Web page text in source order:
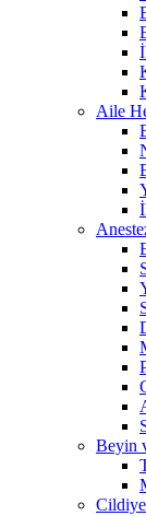
Aile
Beyin
Cildiye